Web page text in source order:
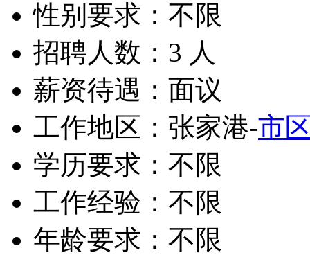
性别要求：不限
招聘人数：3 人
薪资待遇：面议
工作地区：张家港-市
学历要求：不限
工作经验：不限
年龄要求：不限